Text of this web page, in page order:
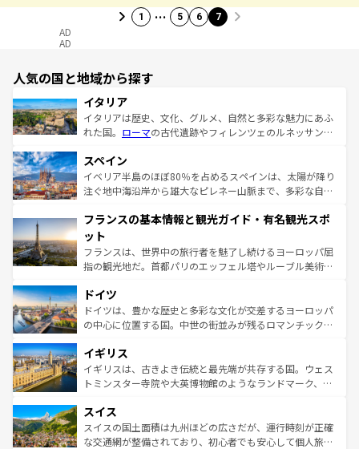
1 … 5 6 7
AD
AD
人気の国と地域から探す
イタリア
イタリアは歴史、文化、グルメ、自然と多彩な魅力にあふ
れた国。 ローマの古代遺跡やフィレンツェのルネッサンス
ろん、トスカーナの美しい田園風景やアマルフィ海岸の絶
景など、自然景観も見逃せない。観光の合間には、本場の
ピザやパスタなど、絶品のイタリア料理を堪能することも
ませてくれるイタリアで、忘れられない旅をしてみよう！
なお、新着のイタリア情報は
しい。
スペイン
イベリア半島のほぼ80％を占めるスペインは、太陽が降り
注ぐ地中海沿岸から雄大なピレネー山脈まで、多彩な自然
文化が根付くこの国では、情熱的なフラメンコ、熱気あふ
れる闘牛、そして美味しいタパスが生活の一部となってい
る。首都マドリードの洗練された雰囲気や、バルセロナの
アートに溢れた街角から、地方では古代ローマ遺跡や中世
せる。地方によって風土や気候が異なるスペインはその個
性で訪れる人を魅了する。 なお、新着のスペイン情報は コ
ンテンツ一覧を参照してほしい。
フランスの基本情報と観光ガイド・有名観光スポ
ット
フランスは、世界中の旅行者を魅了し続けるヨーロッパ屈
指の観光地だ。首都パリのエッフェル塔やルーブル美術館
で、幅広い魅力が詰まっている。華麗な宮殿、歴史的な大
聖堂、美しいビーチ、そして豊かな自然が、訪れる者を心
から魅了する。また、フランスは美食の国としても知ら
いる。シャンパンの発祥地であるランス、プロヴァンスの
香り高いラベンダー畑など、多彩な楽しみ方が可能だ。さ
らに、パリ以外の地域にも魅力が溢れており、どの街角に
れる地方に足を運ぶとそれぞれで全く異なる文化を体験で
きるだろう。 なお、新着のフランス情報はコンテンツ一覧
を参照してほしい。
ドイツ
ドイツは、豊かな歴史と多彩な文化が交差するヨーロッパ
の中心に位置する国。中世の街並みが残るロマンチック街
顔を持つこの国は、どこを歩いても飽きることがない。ベ
ルリンの文化的活気、バイエルン州のアルプスの絶景、そ
してライン川沿いのワイン畑といった風景は必見。ビール
は、お酒好きな人にはぜひ体験してほしい。 なお、新着の
ドイツ情報はコンテンツ一覧を参照してほしい。
イギリス
イギリスは、古きよき伝統と最先端が共存する国。ウェス
トミンスター寺院や大英博物館のようなランドマーク、歴
リアごとに異なる魅力がある。また、優雅なアフタヌーン
ティー、ビール好きにはたまらない英国パブ、サッカー観
戦など、本場だからこそできる体験も豊富。イギリスを旅
スイス
スイスの国土面積は九州ほどの広さだが、運行時刻が正確
な交通網が整備されており、初心者でも安心して個人旅行